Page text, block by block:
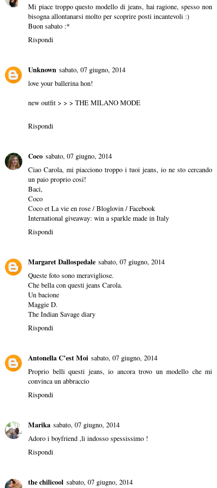
Mi piace troppo questo modello di jeans, hai ragione, spesso non
bisogna allontanarsi molto per scoprire posti incantevoli :)
Buon sabato :*
Rispondi
Unknown sabato, 07 giugno, 2014
love your ballerina hon!
new outfit > > > THE MILANO MODE
Rispondi
Coco sabato, 07 giugno, 2014
Ciao Carola, mi piacciono troppo i tuoi jeans, io ne sto cercando
un paio proprio cosí!
Baci,
Coco
Coco et La vie en rose / Bloglovin / Facebook
International giveaway: win a sparkle made in Italy
Rispondi
Margaret Dallospedale sabato, 07 giugno, 2014
Queste foto sono meravigliose.
Che bella con questi jeans Carola.
Un bacione
Maggie D.
The Indian Savage diary
Rispondi
Antonella C’est Moi sabato, 07 giugno, 2014
Proprio belli questi jeans, io ancora trovo un modello che mi
convinca un abbraccio
Rispondi
Marika sabato, 07 giugno, 2014
Adoro i boyfriend ,li indosso spessissimo !
Rispondi
the chilicool sabato, 07 giugno, 2014